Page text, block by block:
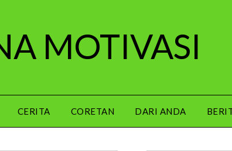
MOTIVASI
CERITA CORETAN DARI ANDA